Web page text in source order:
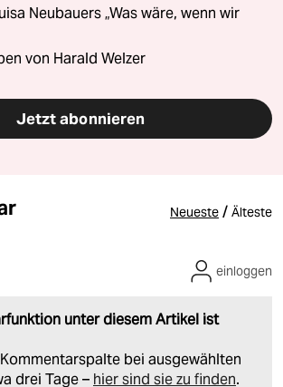
Neubauers „Was wäre, wenn wir
von Harald Welzer
Jetzt abonnieren
Neueste / Älteste
unter diesem Artikel ist
bei ausgewählten
drei Tage – hier sind sie zu finden.
einloggen